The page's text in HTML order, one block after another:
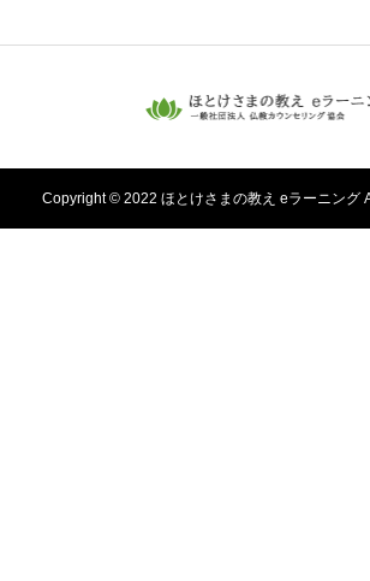
Copyright © 2022 ほとけさまの教え eラーニング